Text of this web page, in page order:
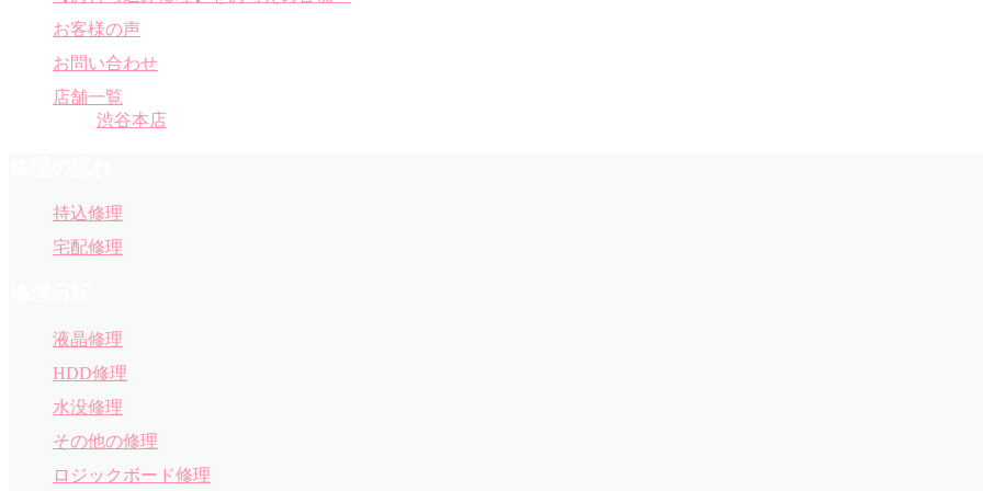
お客様の声
お問い合わせ
店舗一覧
渋谷本店
持込修理
宅配修理
液晶修理
HDD修理
水没修理
その他の修理
ロジックボード修理